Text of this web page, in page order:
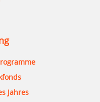
Jahres